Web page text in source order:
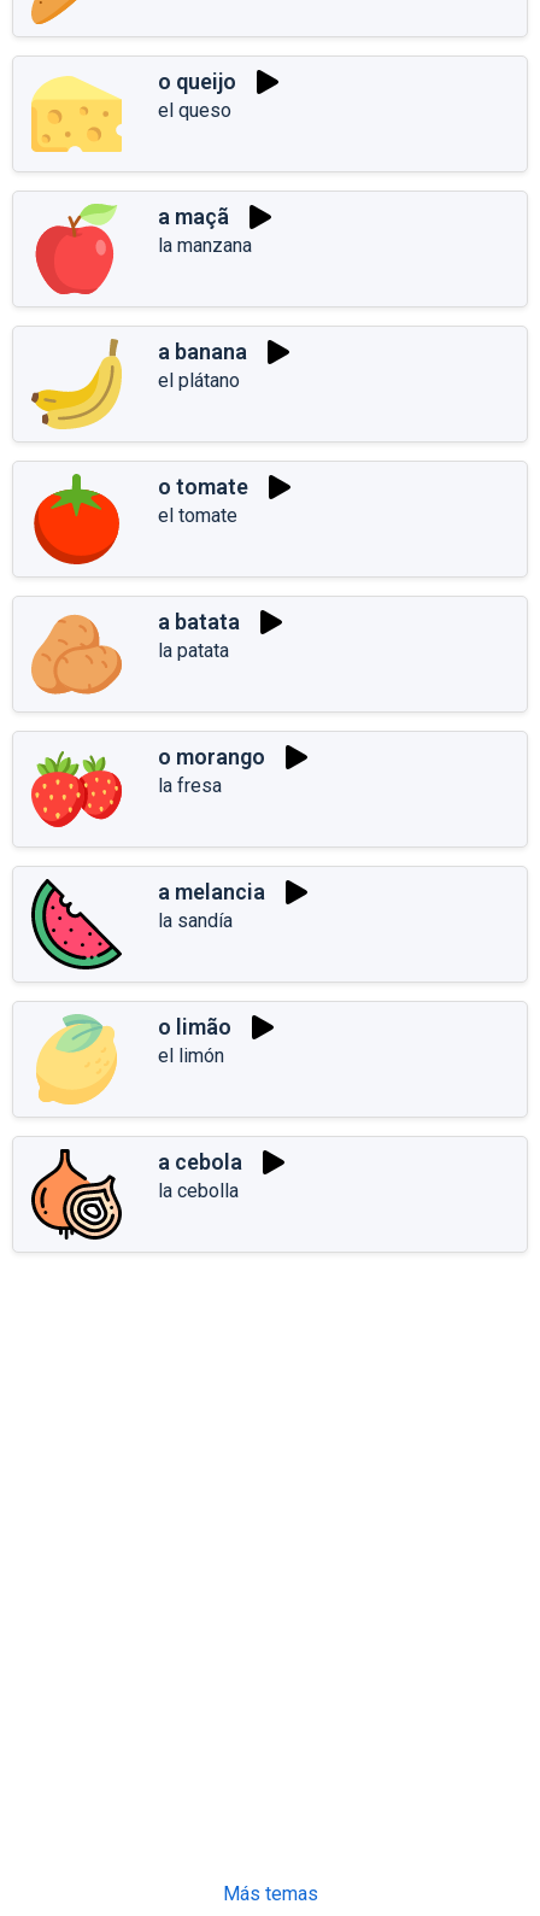
o queijo
el queso
a maçã
la manzana
a banana
el plátano
o tomate
el tomate
a batata
la patata
o morango
la fresa
a melancia
la sandía
o limão
el limón
a cebola
la cebolla
Más temas